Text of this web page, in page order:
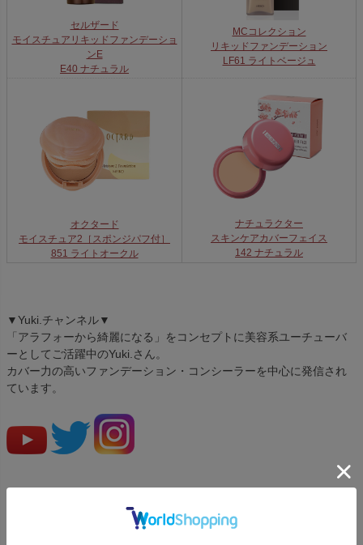
セルザード
モイスチュアリキッドファンデーショ
ンE
E40 ナチュラル
MCコレクション
リキッドファンデーション
LF61 ライトベージュ
オクタード
モイスチュア2［スポンジパフ付］
851 ライトオークル
ナチュラクター
スキンケアカバーフェイス
142 ナチュラル
▼Yuki.チャンネル▼
「アラフォーから綺麗になる」をコンセプトに美容系ユーチューバ
ーとしてご活躍中のYuki.さん。
カバー力の高いファンデーション・コンシーラーを中心に発信され
ています。